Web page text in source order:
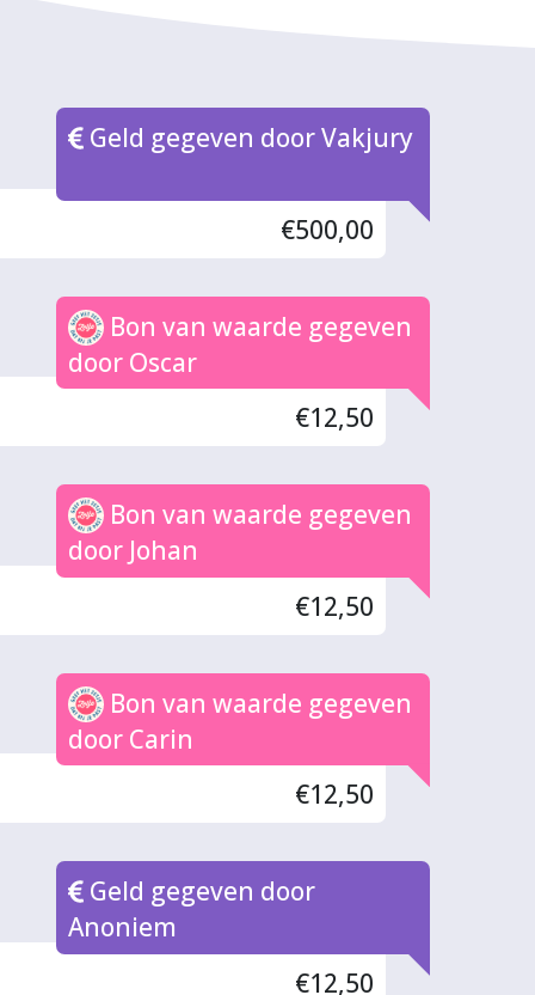
Geld gegeven door Vakjury
€500,00
Bon van waarde gegeven
door Oscar
€12,50
Bon van waarde gegeven
door Johan
€12,50
Bon van waarde gegeven
door Carin
€12,50
Geld gegeven door
Anoniem
€12,50